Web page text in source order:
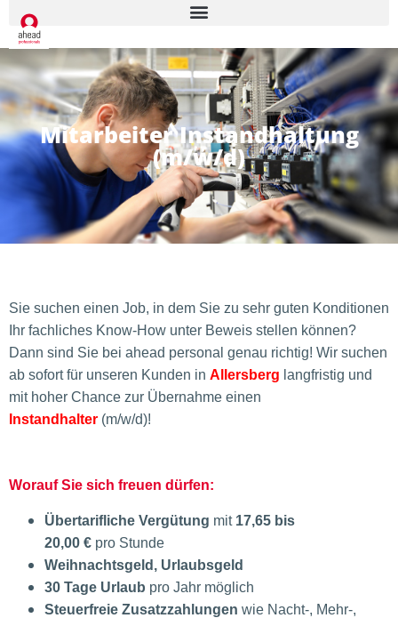
Mitarbeiter Instandhaltung
(m/w/d)
Sie suchen einen Job, in dem Sie zu sehr guten Konditionen
Ihr fachliches Know-How unter Beweis stellen können?
Dann sind Sie bei ahead personal genau richtig! Wir suchen
ab sofort für unseren Kunden in Allersberg langfristig und
mit hoher Chance zur Übernahme einen
Instandhalter (m/w/d)!
Worauf Sie sich freuen dürfen:
Übertarifliche Vergütung mit 17,65 bis
20,00 € pro Stunde
Weihnachtsgeld, Urlaubsgeld
30 Tage Urlaub pro Jahr möglich
Steuerfreie Zusatzzahlungen wie Nacht-, Mehr-,